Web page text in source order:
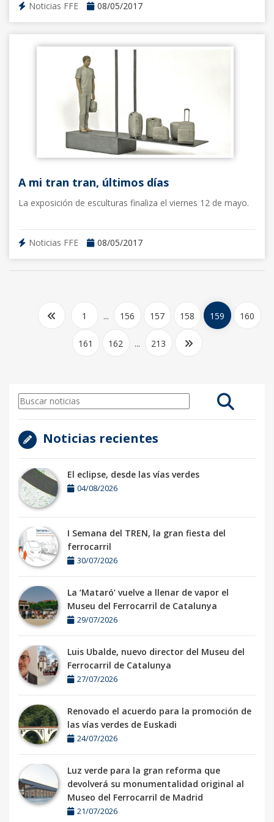
Noticias FFE 08/05/2017
A mi tran tran, últimos días
La exposición de esculturas finaliza el viernes 12 de mayo.
Noticias FFE 08/05/2017
1 ... 156 157 158 159 160
161 162 ... 213
Noticias recientes
El eclipse, desde las vías verdes
04/08/2026
I Semana del TREN, la gran fiesta del
ferrocarril
30/07/2026
La ‘Mataró’ vuelve a llenar de vapor el
Museu del Ferrocarril de Catalunya
29/07/2026
Luis Ubalde, nuevo director del Museu del
Ferrocarril de Catalunya
27/07/2026
Renovado el acuerdo para la promoción de
las vías verdes de Euskadi
24/07/2026
Luz verde para la gran reforma que
devolverá su monumentalidad original al
Museo del Ferrocarril de Madrid
21/07/2026